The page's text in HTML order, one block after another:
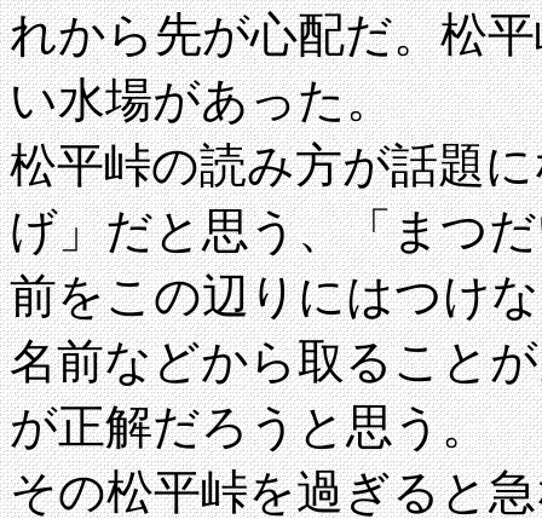
れから先が心配だ。松
い水場があった。
松平峠の読み方が話題
げ」だと思う、「まつ
前をこの辺りにはつけ
名前などから取ること
が正解だろうと思う。
その松平峠を過ぎると